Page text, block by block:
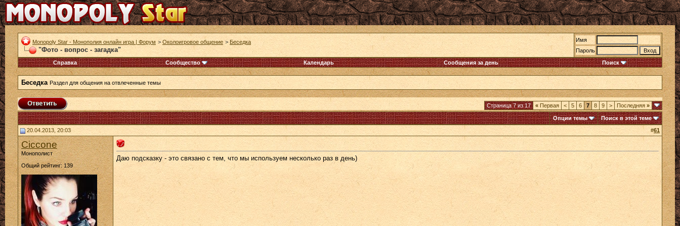
Monopoly Star - Монополия онлайн игра | Форум > Околоигровое общение > Беседка
"Фото - вопрос - загадка"
Имя
Пароль
Справка
Сообщество Календарь Сообщения за день Поиск
Беседка Раздел для общения на отвлеченные темы
Страница 7 из 17 « Первая < 5 6 7 8 9 > Последняя »
Опции темы
Поиск в этой теме
20.04.2013, 20:03
#61
Ciccone
Монополист
Общий рейтинг: 139
Даю подсказку - это связано с тем, что мы используем несколько раз в день)